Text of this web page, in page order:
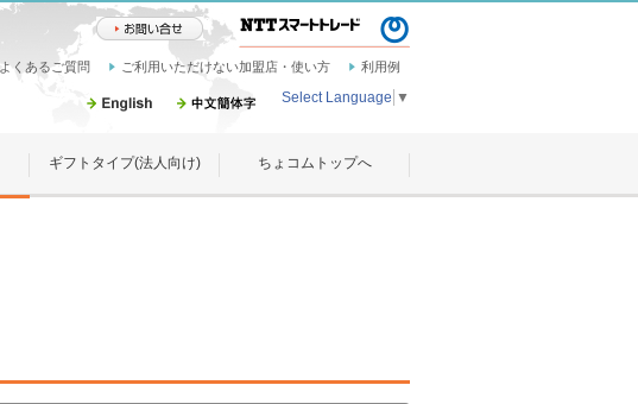
利用例
ご利用いただけない加盟店・使い方
よくあるご質問
Select Language ▼
ギフトタイプ(法人向け) ちょコムトップへ